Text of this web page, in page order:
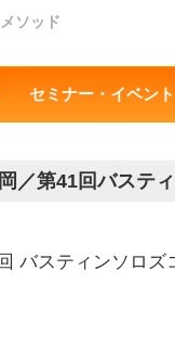
ソッド
セミナー・イベント
／第41回バステ
バスティンソロ